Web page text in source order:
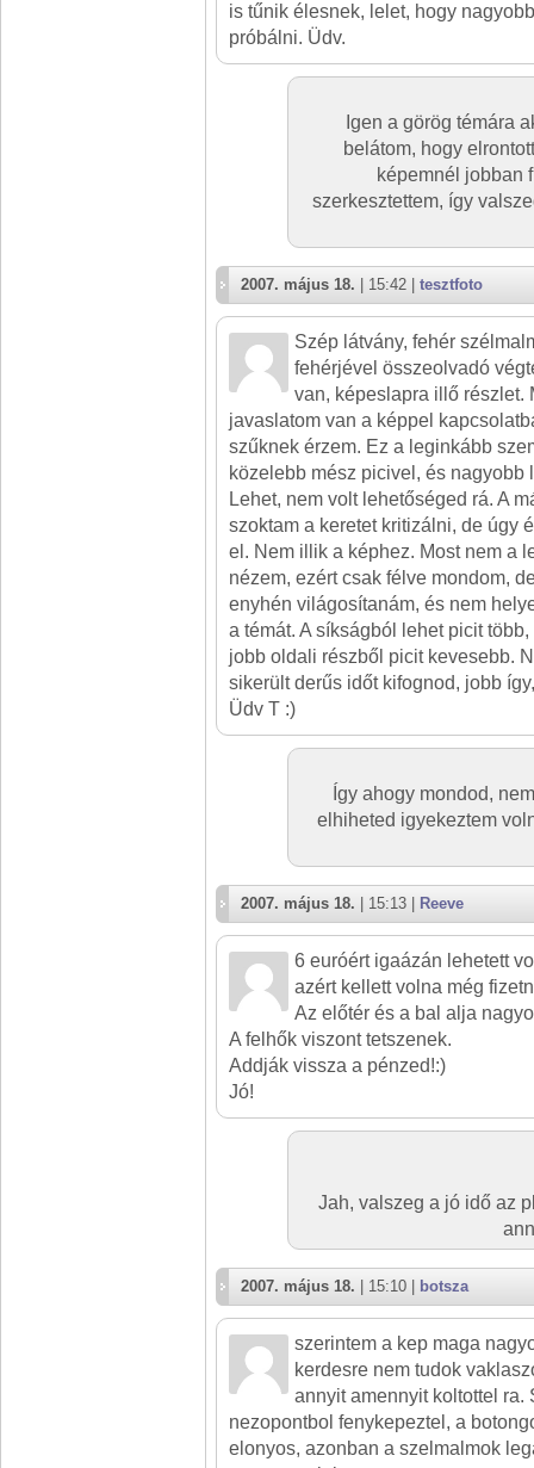
is tűnik élesnek, lelet, hogy
próbálni. Üdv.
Igen a görög témára
belátom, hogy
képemnél jobban
szerkesztettem, így
2007. május 18. | 15:42 | tesztfoto
Szép látvány, fehér
fehérjével összeolvadó
van, képeslapra illő részlet.
javaslatom van a képpel
szűknek érzem. Ez a leginkább
közelebb mész picivel, és nagyobb
Lehet, nem volt lehetőséged rá. A
szoktam a keretet kritizálni, de úgy
el. Nem illik a képhez. Most nem a
nézem, ezért csak félve mondom,
enyhén világosítanám, és nem
a témát. A síkságból lehet picit
jobb oldali részből picit kevesebb.
sikerült derűs időt kifognod, jobb
Üdv T :)
Így ahogy mondod,
elhiheted igyekeztem
2007. május 18. | 15:13 | Reeve
6 euróért igaázán lehetett
azért kellett volna még
Az előtér és a bal alja
A felhők viszont tetszenek.
Addják vissza a pénzed!:)
Jó!
Jah, valszeg a jó idő az
2007. május 18. | 15:10 | botsza
szerintem a kep maga
kerdesre nem tudok
annyit amennyit koltottel ra.
nezopontbol fenykepeztel, a
elonyos, azonban a szelmalmok